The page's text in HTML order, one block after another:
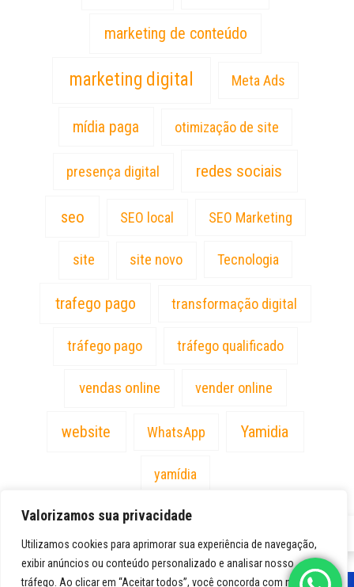
Valorizamos sua privacidade
Utilizamos cookies para aprimorar sua experiência de navegação,
exibir anúncios ou conteúdo personalizado e analisar nosso
tráfego. Ao clicar em “Aceitar todos”, você concorda com nosso
marketing de conteúdo
marketing digital Meta Ads
mídia paga otimização de site
presença digital redes sociais
seo SEO local SEO Marketing
site site novo Tecnologia
trafego pago transformação digital
tráfego pago tráfego qualificado
vendas online vender online
website WhatsApp Yamidia
yamídia